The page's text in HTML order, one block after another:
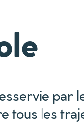
par
tous les